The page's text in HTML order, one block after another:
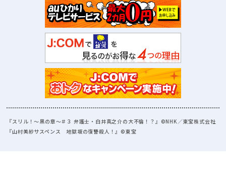
『スリル！～黒の章～＃３ 弁護士・白井真之介の大不倫！？』©NHK／東宝株式会社
『山村美紗サスペンス 地獄坂の復讐殺人！』©東宝